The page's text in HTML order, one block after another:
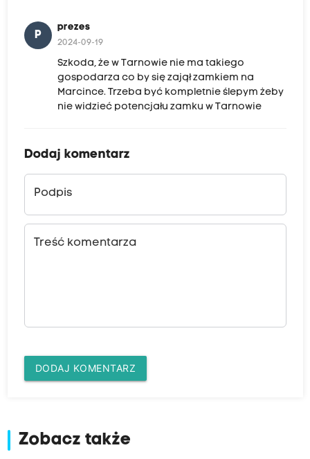
P
prezes
2024-09-19
Szkoda, że w Tarnowie nie ma takiego
gospodarza co by się zajął zamkiem na
Marcince. Trzeba być kompletnie ślepym żeby
nie widzieć potencjału zamku w Tarnowie
Dodaj komentarz
Podpis
Treść komentarza
DODAJ KOMENTARZ
Zobacz także